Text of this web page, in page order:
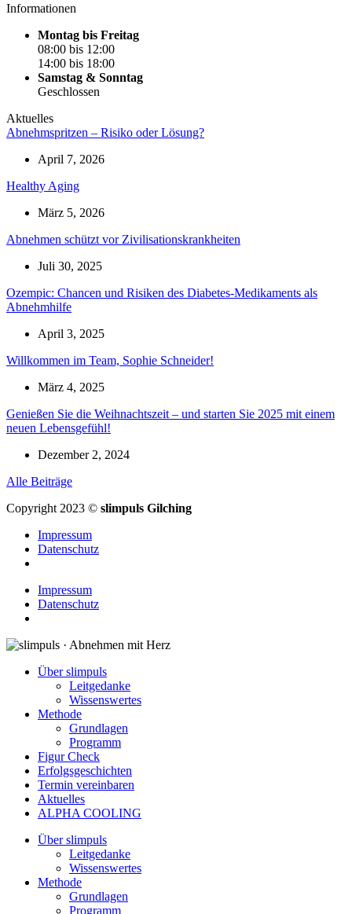
Informationen
Montag bis Freitag
08:00 bis 12:00
14:00 bis 18:00
Samstag & Sonntag
Geschlossen
Aktuelles
Abnehmspritzen – Risiko oder Lösung?
April 7, 2026
Healthy Aging
März 5, 2026
Abnehmen schützt vor Zivilisationskrankheiten
Juli 30, 2025
Ozempic: Chancen und Risiken des Diabetes-Medikaments als
Abnehmhilfe
April 3, 2025
Willkommen im Team, Sophie Schneider!
März 4, 2025
Genießen Sie die Weihnachtszeit – und starten Sie 2025 mit einem
neuen Lebensgefühl!
Dezember 2, 2024
Alle Beiträge
Copyright 2023 © slimpuls Gilching
Impressum
Datenschutz
Impressum
Datenschutz
Über slimpuls
Leitgedanke
Wissenswertes
Methode
Grundlagen
Programm
Figur Check
Erfolgsgeschichten
Termin vereinbaren
Aktuelles
ALPHA COOLING
Über slimpuls
Leitgedanke
Wissenswertes
Methode
Grundlagen
Programm